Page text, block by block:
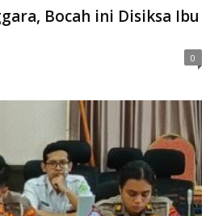
Bocah ini Disiksa Ibu
0